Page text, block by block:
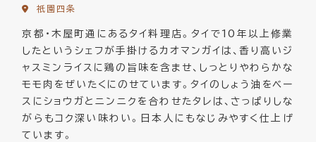
祇󠄀園四条
京都・木屋町通にあるタイ料理店。タイで10年以上修業
したというシェフが手掛けるカオマンガイは、香り高いジ
ャスミンライスに鶏の旨味を含ませ、しっとりやわらかな
モモ肉をぜいたくにのせています。タイのしょう油をベー
スにショウガとニンニクを合わせたタレは、さっぱりしな
がらもコク深い味わい。日本人にもなじみやすく仕上げ
ています。